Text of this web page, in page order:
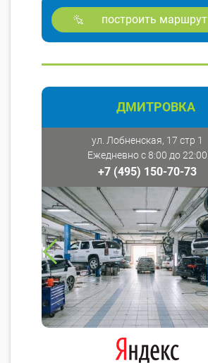
построить маршрут
ДМИТРОВКА
ул. Лобненская, 17 стр 1
Ежедневно с 8:00 до 22:00
+7 (495) 150-70-73